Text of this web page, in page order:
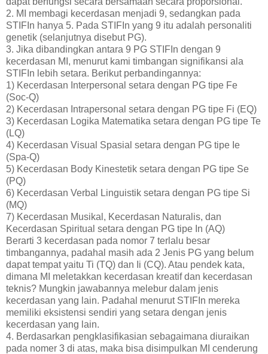
2. MI membagi kecerdasan menjadi 9, sedangkan pada
STIFIn hanya 5. Pada STIFIn yang 9 itu adalah personaliti
genetik (selanjutnya disebut PG).
3. Jika dibandingkan antara 9 PG STIFIn dengan 9
kecerdasan MI, menurut kami timbangan signifikansi ala
STIFIn lebih setara. Berikut perbandingannya:
1) Kecerdasan Interpersonal setara dengan PG tipe Fe
(Soc-Q)
2) Kecerdasan Intrapersonal setara dengan PG tipe Fi (EQ)
3) Kecerdasan Logika Matematika setara dengan PG tipe Te
(LQ)
4) Kecerdasan Visual Spasial setara dengan PG tipe Ie
(Spa-Q)
5) Kecerdasan Body Kinestetik setara dengan PG tipe Se
(PQ)
6) Kecerdasan Verbal Linguistik setara dengan PG tipe Si
(MQ)
7) Kecerdasan Musikal, Kecerdasan Naturalis, dan
Kecerdasan Spiritual setara dengan PG tipe In (AQ)
Berarti 3 kecerdasan pada nomor 7 terlalu besar
timbangannya, padahal masih ada 2 Jenis PG yang belum
dapat tempat yaitu Ti (TQ) dan Ii (CQ). Atau pendek kata,
dimana MI meletakkan kecerdasan kreatif dan kecerdasan
teknis? Mungkin jawabannya melebur dalam jenis
kecerdasan yang lain. Padahal menurut STIFIn mereka
memiliki eksistensi sendiri yang setara dengan jenis
kecerdasan yang lain.
4. Berdasarkan pengklasifikasian sebagaimana diuraikan
pada nomer 3 di atas, maka bisa disimpulkan MI cenderung